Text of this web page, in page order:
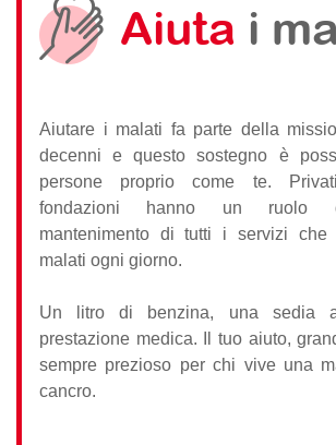
Aiuta i
Aiutare i malati fa parte della
decenni e questo sostegno è
persone proprio come te.
fondazioni hanno un ruolo
mantenimento di tutti i servizi che
malati ogni giorno.
Un litro di benzina, una sedia
prestazione medica. Il tuo aiuto,
sempre prezioso per chi vive una
cancro.